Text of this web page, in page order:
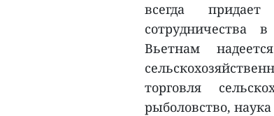
всегда
сотрудничества
Вьетнам
торговля
рыболовство,